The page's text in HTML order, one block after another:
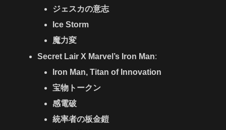
ジェスカの意志
Ice Storm
魔力変
Secret Lair X Marvel’s Iron Man:
Iron Man, Titan of Innovation
宝物トークン
感電破
統率者の板金鎧